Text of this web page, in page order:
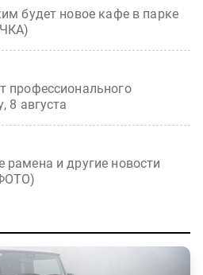
будет новое кафе в парке
профессионального
8 августа
рамена и другие новости